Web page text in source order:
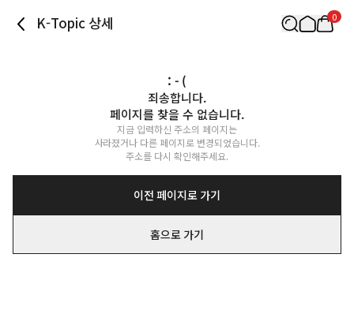
K-Topic 상세 0
: - (
죄송합니다.
페이지를 찾을 수 없습니다.
지금 입력하신 주소의 페이지는
사라졌거나 다른 페이지로 변경되었습니다.
주소를 다시 확인해주세요.
이전 페이지로 가기
홈으로 가기